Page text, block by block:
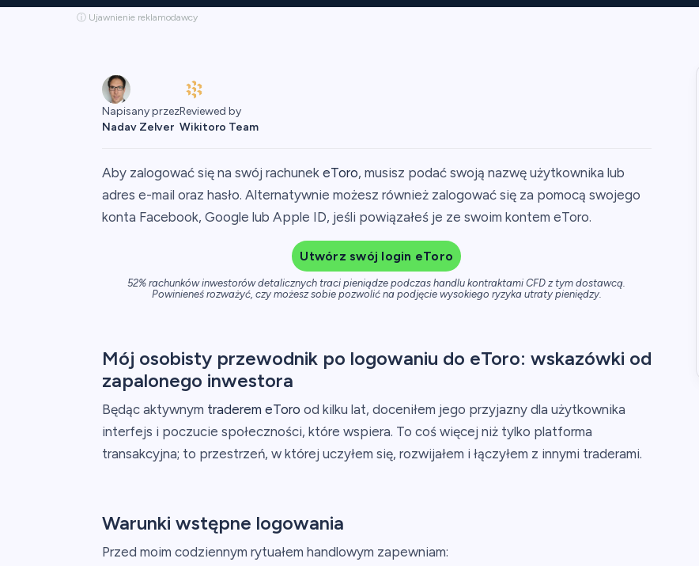
ⓘ Ujawnienie reklamodawcy
Napisany przez
Nadav Zelver
Reviewed by
Wikitoro Team
Aby zalogować się na swój rachunek eToro, musisz podać swoją nazwę użytkownika lub
adres e-mail oraz hasło. Alternatywnie możesz również zalogować się za pomocą swojego
konta Facebook, Google lub Apple ID, jeśli powiązałeś je ze swoim kontem eToro.
Utwórz swój login eToro
52% rachunków inwestorów detalicznych traci pieniądze podczas handlu kontraktami CFD z tym dostawcą.
Powinieneś rozważyć, czy możesz sobie pozwolić na podjęcie wysokiego ryzyka utraty pieniędzy.
Mój osobisty przewodnik po logowaniu do eToro: wskazówki od
zapalonego inwestora
Będąc aktywnym traderem eToro od kilku lat, doceniłem jego przyjazny dla użytkownika
interfejs i poczucie społeczności, które wspiera. To coś więcej niż tylko platforma
transakcyjna; to przestrzeń, w której uczyłem się, rozwijałem i łączyłem z innymi traderami.
Warunki wstępne logowania
Przed moim codziennym rytuałem handlowym zapewniam: